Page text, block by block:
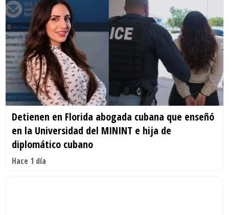
Detienen en Florida abogada cubana que enseñó
en la Universidad del MININT e hija de
diplomático cubano
Hace 1 día